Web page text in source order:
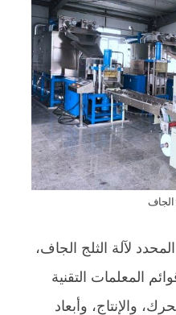
الجاف
لآلة الثلج الجاف،
المعلمات التقنية
والإنتاج، وأبعاد